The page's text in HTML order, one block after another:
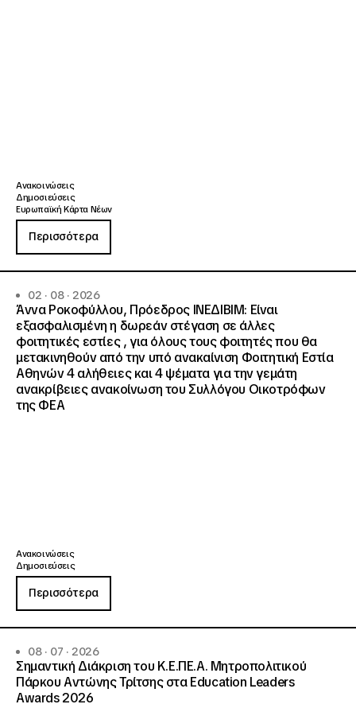
Ανακοινώσεις
Δημοσιεύσεις
Ευρωπαϊκή Κάρτα Νέων
Περισσότερα
02 · 08 · 2026
Άννα Ροκοφύλλου, Πρόεδρος ΙΝΕΔΙΒΙΜ: Είναι
εξασφαλισμένη η δωρεάν στέγαση σε άλλες
φοιτητικές εστίες , για όλους τους φοιτητές που θα
μετακινηθούν από την υπό ανακαίνιση Φοιτητική Εστία
Αθηνών 4 αλήθειες και 4 ψέματα για την γεμάτη
ανακρίβειες ανακοίνωση του Συλλόγου Οικοτρόφων
της ΦΕΑ
Ανακοινώσεις
Δημοσιεύσεις
Περισσότερα
08 · 07 · 2026
Σημαντική Διάκριση του Κ.Ε.ΠΕ.Α. Μητροπολιτικού
Πάρκου Αντώνης Τρίτσης στα Education Leaders
Awards 2026